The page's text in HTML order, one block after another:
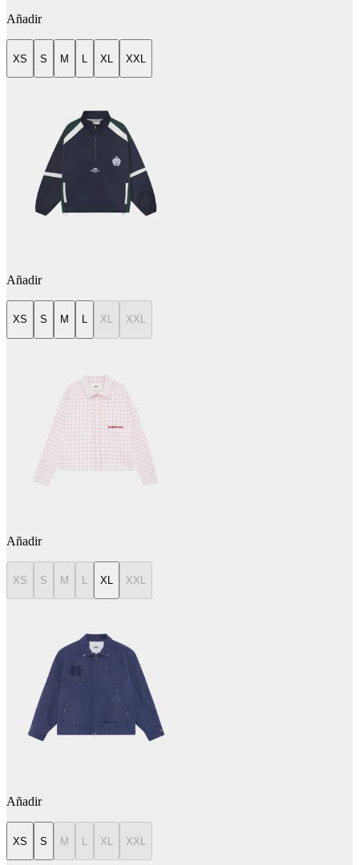
Añadir
XS S M XL XXL
Añadir
XS S M L XL XXL
Añadir
XS S M L XL XXL
Añadir
XS S M XL XXL